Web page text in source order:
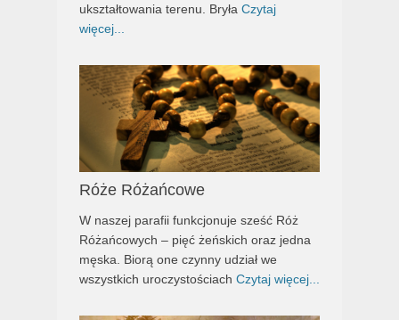
ukształtowania terenu. Bryła Czytaj
więcej...
Róże Różańcowe
W naszej parafii funkcjonuje sześć Róż
Różańcowych – pięć żeńskich oraz jedna
męska. Biorą one czynny udział we
wszystkich uroczystościach Czytaj więcej...